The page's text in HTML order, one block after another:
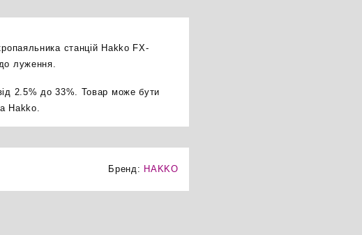
станцій Hakko FX-
луження.
2.5% до 33%. Товар може бути
Hakko.
Бренд: HAKKO